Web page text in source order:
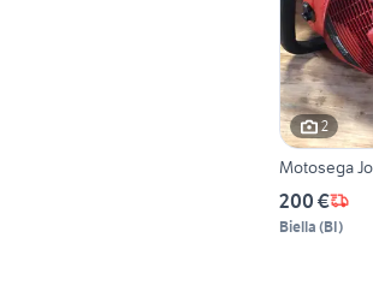
2
Motosega
200 €
Biella (BI)